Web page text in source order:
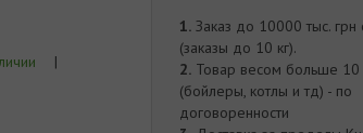
|
1. Заказ до 10000 тыс. грн
(заказы до 10 кг).
2. Товар весом больше 10
(бойлеры, котлы и тд) - по
договоренности